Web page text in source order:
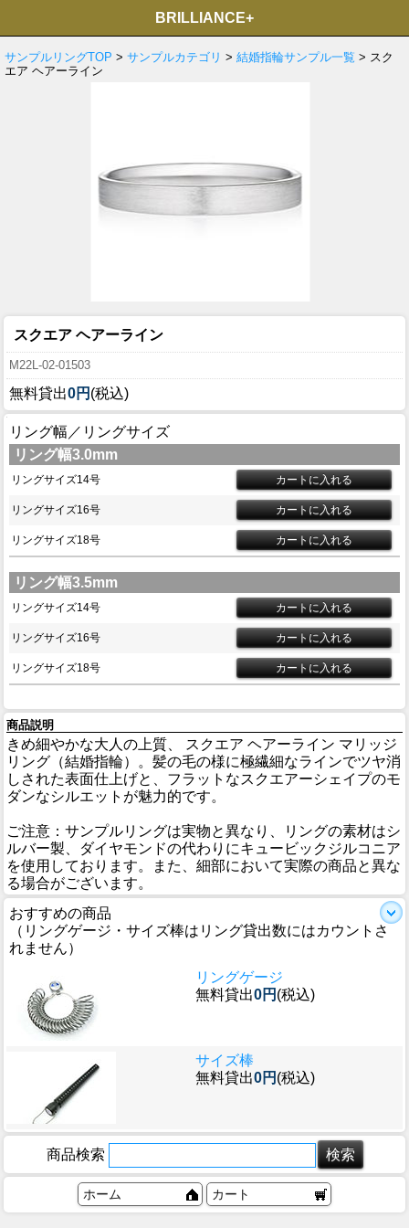
BRILLIANCE+
サンプルリングTOP > サンプルカテゴリ > 結婚指輪サンプル一覧 > スク
エア ヘアーライン
スクエア ヘアーライン
M22L-02-01503
無料貸出0円 (税込)
リング幅／リングサイズ
リング幅3.0mm
リングサイズ14号
リングサイズ16号
リングサイズ18号
リング幅3.5mm
リングサイズ14号
リングサイズ16号
リングサイズ18号
商品説明
きめ細やかな大人の上質、 スクエア ヘアーライン マリッジ
リング（結婚指輪）。髪の毛の様に極繊細なラインでツヤ消
しされた表面仕上げと、フラットなスクエアーシェイプのモ
ダンなシルエットが魅力的です。
ご注意：サンプルリングは実物と異なり、リングの素材はシ
ルバー製、ダイヤモンドの代わりにキュービックジルコニア
を使用しております。また、細部において実際の商品と異な
る場合がございます。
おすすめの商品
（リングゲージ・サイズ棒はリング貸出数にはカウントさ
れません）
リングゲージ
無料貸出0円 (税込)
サイズ棒
無料貸出0円 (税込)
商品検索
ホーム カート